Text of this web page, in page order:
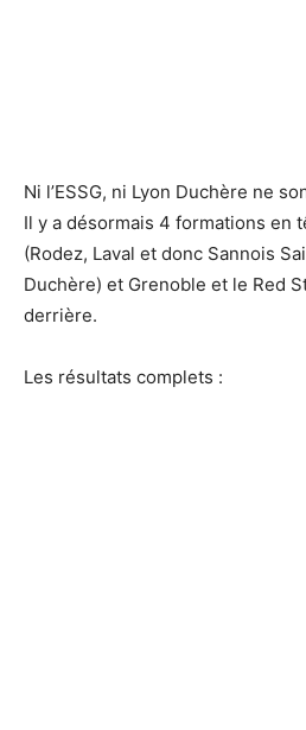
Ni l’ESSG, ni Lyon Duchère ne
Il y a désormais 4 formations en
(Rodez, Laval et donc Sannois
Duchère) et Grenoble et le Red
derrière.
Les résultats complets :